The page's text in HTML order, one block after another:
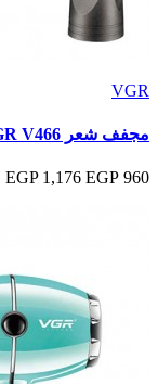
VGR
مجفف شعر VGR V466 احترافي بقوة 2400 واط
960 EGP
1,176 EGP